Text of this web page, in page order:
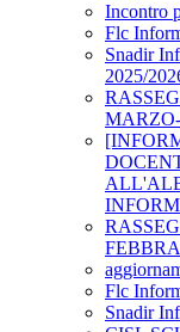
Incontro
Flc
Snadir
2025/
Flc
Snadir